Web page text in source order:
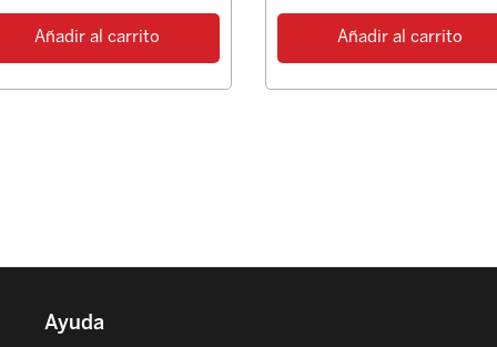
Añadir al carrito Añadir al carrito
Ayuda